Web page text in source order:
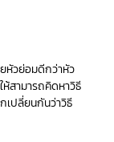
หัวย่อมดีกว่าหัว
ห้สามารถคิดหาวิธี
เปลี่ยนกันว่าวิธี